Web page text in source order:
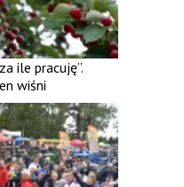
ile pracuję”.
wiśni